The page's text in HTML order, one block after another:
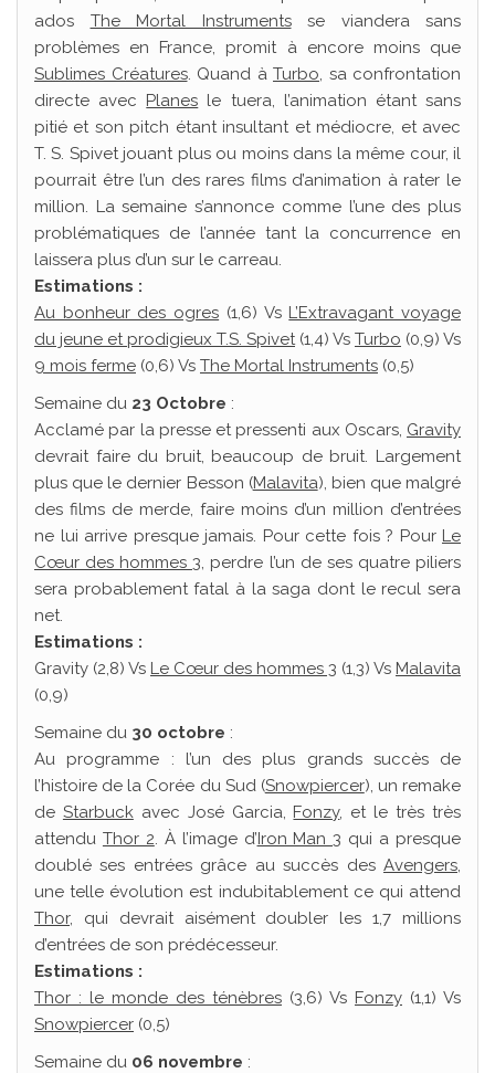
ados The Mortal Instrumentsse viandera sans
problèmes en France, promit à encore moins que
Sublimes Créatures. Quand à Turbo, sa confrontation
directe avec Planes le tuera, l’animation étant sans
pitié et son pitch étant insultant et médiocre, et avec
T. S. Spivet jouant plus ou moins dans la même cour, il
pourrait être l’un des rares films d’animation à rater le
million. La semaine s’annonce comme l’une des plus
problématiques de l’année tant la concurrence en
laissera plus d’un sur le carreau.
Estimations :
Au bonheur des ogres (1,6) Vs L’Extravagant voyage
du jeune et prodigieux T.S. Spivet(1,4) Vs Turbo (0,9) Vs
9 mois ferme (0,6) Vs The Mortal Instruments (0,5)
Semaine du 23 Octobre :
Acclamé par la presse et pressenti aux Oscars, Gravity
devrait faire du bruit, beaucoup de bruit. Largement
plus que le dernier Besson (Malavita), bien que malgré
des films de merde, faire moins d’un million d’entrées
ne lui arrive presque jamais. Pour cette fois ? Pour Le
Cœur des hommes 3, perdre l’un de ses quatre piliers
sera probablement fatal à la saga dont le recul sera
net.
Estimations :
Gravity (2,8) Vs Le Cœur des hommes 3 (1,3) Vs Malavita
(0,9)
Semaine du 30 octobre :
Au programme : l’un des plus grands succès de
l’histoire de la Corée du Sud (Snowpiercer), un remake
de Starbuckavec José Garcia, Fonzy, et le très très
attendu Thor 2. À l’image d’Iron Man 3 qui a presque
doublé ses entrées grâce au succès des Avengers,
une telle évolution est indubitablement ce qui attend
Thor, qui devrait aisément doubler les 1,7 millions
d’entrées de son prédécesseur.
Estimations :
Thor : le monde des ténèbres (3,6) Vs Fonzy (1,1) Vs
Snowpiercer (0,5)
Semaine du 06 novembre :